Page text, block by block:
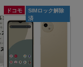
ドコモ
SIMロック解除
済